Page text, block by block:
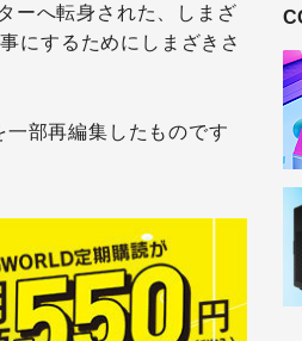
ーへ転身された、しまざ
にするためにしまざきさ
部再編集したものです